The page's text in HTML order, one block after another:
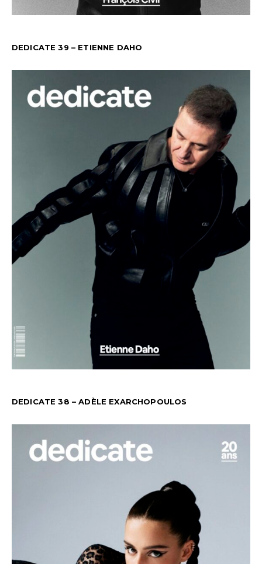
DEDICATE 39 – ETIENNE DAHO
DEDICATE 38 – ADÈLE EXARCHOPOULOS